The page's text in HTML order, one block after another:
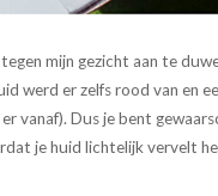
mijn gezicht aan te
werd er zelfs rood van en
vanaf). Dus je bent
je huid lichtelijk vervelt